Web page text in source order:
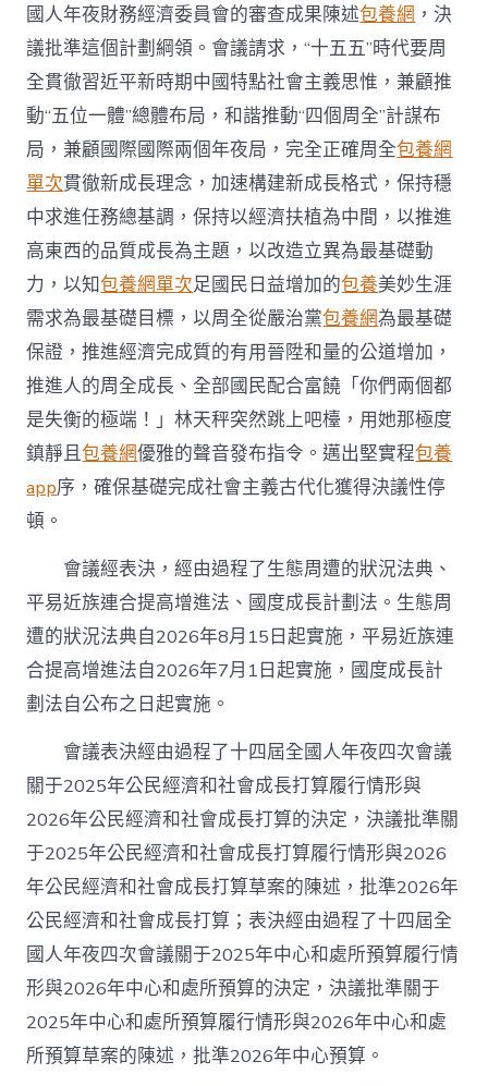
國人年夜財務經濟委員會的審查成果陳述包養網 ，決
議批準這個計劃綱領。會議請求，“十五五”時代要周
全貫徹習近平新時期中國特點社會主義思惟，兼顧推
動“五位一體”總體布局，和諧推動“四個周全”計謀布
局，兼顧國際國際兩個年夜局，完全正確周全包養網
單次貫徹新成長理念，加速構建新成長格式，保持穩
中求進任務總基調，保持以經濟扶植為中間，以推進
高東西的品質成長為主題，以改造立異為最基礎動
力，以知包養網單次足國民日益增加的包養美妙生涯
需求為最基礎目標，以周全從嚴治黨包養網為最基礎
保證，推進經濟完成質的有用晉陞和量的公道增加，
推進人的周全成長、全部國民配合富饒「你們兩個都
是失衡的極端！」林天秤突然跳上吧檯，用她那極度
鎮靜且包養網優雅的聲音發布指令。邁出堅實程包養
app序，確保基礎完成社會主義古代化獲得決議性停
頓。
會議經表決，經由過程了生態周遭的狀況法典、
平易近族連合提高增進法、國度成長計劃法。生態周
遭的狀況法典自2026年8月15日起實施，平易近族連
合提高增進法自2026年7月1日起實施，國度成長計
劃法自公布之日起實施。
會議表決經由過程了十四屆全國人年夜四次會議
關于2025年公民經濟和社會成長打算履行情形與
2026年公民經濟和社會成長打算的決定，決議批準關
于2025年公民經濟和社會成長打算履行情形與2026
年公民經濟和社會成長打算草案的陳述，批準2026年
公民經濟和社會成長打算；表決經由過程了十四屆全
國人年夜四次會議關于2025年中心和處所預算履行情
形與2026年中心和處所預算的決定，決議批準關于
2025年中心和處所預算履行情形與2026年中心和處
所預算草案的陳述，批準2026年中心預算。